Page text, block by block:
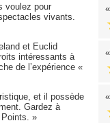
voulez pour
vivants.
et Euclid
intéressants à
de l’expérience «
et il possède
Gardez à
Points. »